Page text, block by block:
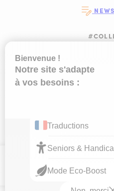
horaires
Plan du site -Mentions légales
Ce site est éco-conçu !